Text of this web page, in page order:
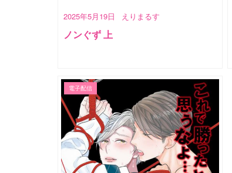
2025年5月19日 えりまるす
ノンぐず 上
電子配信